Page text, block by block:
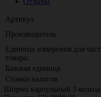
Артикул
Производитель
Единица измерения для
товара:
Базовая единица
Ставки налогов
Шприц карпульный 3 кольца